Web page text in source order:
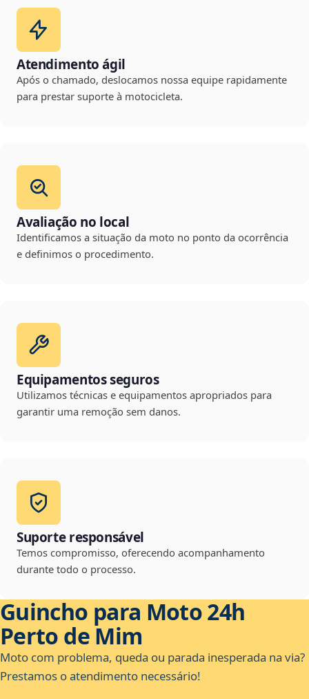
Atendimento ágil
Após o chamado, deslocamos nossa equipe rapidamente
para prestar suporte à motocicleta.
Avaliação no local
Identificamos a situação da moto no ponto da ocorrência
e definimos o procedimento.
Equipamentos seguros
Utilizamos técnicas e equipamentos apropriados para
garantir uma remoção sem danos.
Suporte responsável
Temos compromisso, oferecendo acompanhamento
durante todo o processo.
Guincho para Moto 24h
Perto de Mim
Moto com problema, queda ou parada inesperada na via?
Prestamos o atendimento necessário!